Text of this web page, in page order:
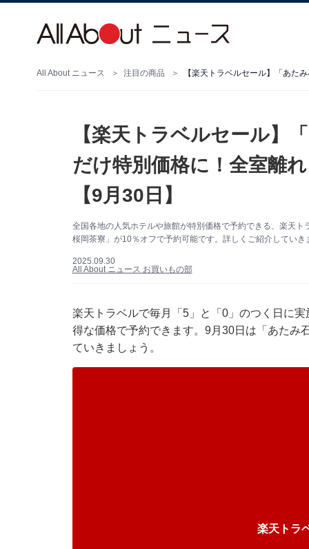
All About ニュース 注目の商品
【楽天トラベルセール】
だけ特別価格に！全室離
【9月30日】
全国各地の人気ホテルや旅館が特別価格で予約できる、楽天
桜岡茶寮」が10％オフで予約可能です。詳しくご紹介してい
2025.09.30
All About ニュース お買いもの部
楽天トラベルで毎月「5」と「0」のつく日に
得な価格で予約できます。9月30日は「あたみ
ていきましょう。
楽天トラ